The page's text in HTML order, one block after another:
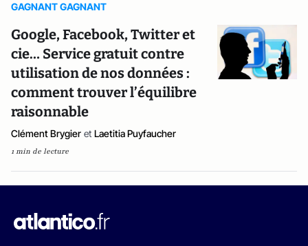
GAGNANT GAGNANT
Google, Facebook, Twitter et
cie… Service gratuit contre
utilisation de nos données :
comment trouver l’équilibre
raisonnable
Clément Brygier et Laetitia Puyfaucher
1 min de lecture